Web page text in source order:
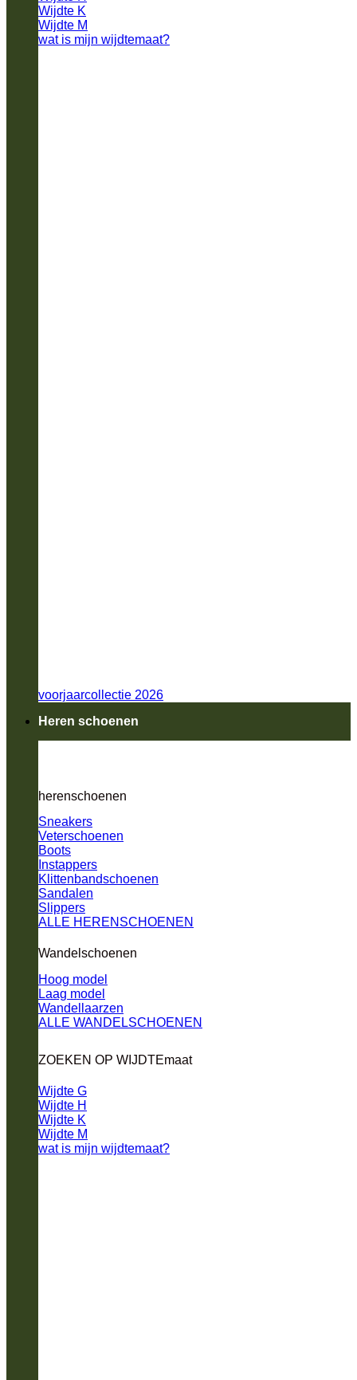
Wijdte K
Wijdte M
wat is mijn wijdtemaat?
voorjaarcollectie 2026
Heren schoenen
herenschoenen
Sneakers
Veterschoenen
Boots
Instappers
Klittenbandschoenen
Sandalen
Slippers
ALLE HERENSCHOENEN
Wandelschoenen
Hoog model
Laag model
Wandellaarzen
ALLE WANDELSCHOENEN
ZOEKEN OP WIJDTEmaat
Wijdte G
Wijdte H
Wijdte K
Wijdte M
wat is mijn wijdtemaat?